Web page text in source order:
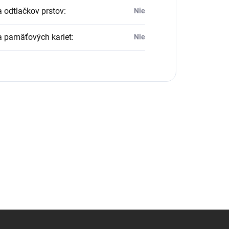
odtlačkov prstov: Nie
pamäťových kariet: Nie